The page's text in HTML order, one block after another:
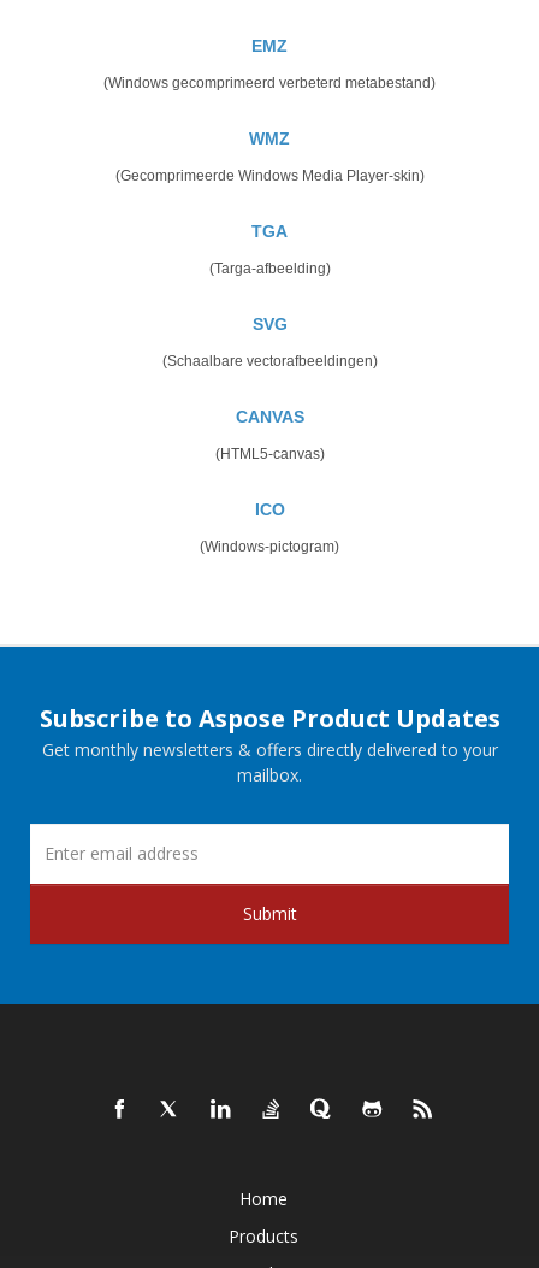
EMZ
(Windows gecomprimeerd verbeterd metabestand)
WMZ
(Gecomprimeerde Windows Media Player-skin)
TGA
(Targa-afbeelding)
SVG
(Schaalbare vectorafbeeldingen)
CANVAS
(HTML5-canvas)
ICO
(Windows-pictogram)
Subscribe to Aspose Product Updates
Get monthly newsletters & offers directly delivered to your
mailbox.
Submit
Home
Products